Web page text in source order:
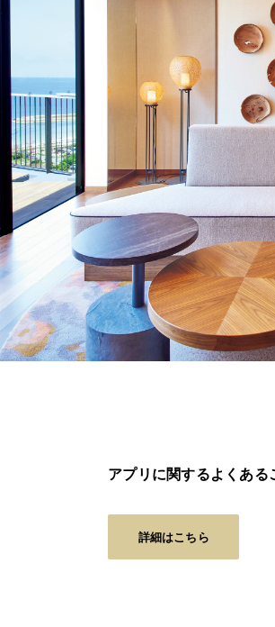
アプリに関するよくある
詳細はこちら